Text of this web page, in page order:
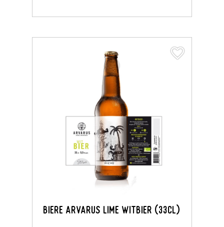
Biere Arvarus Lime WitBier (33CL)
favorite_border
favorite_border